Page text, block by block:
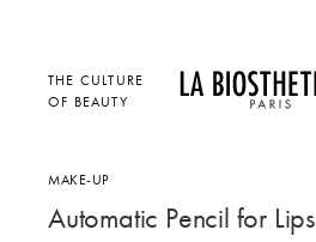
THE CULTURE
OF BEAUTY
MAKE-UP
Automatic Pencil for Lips